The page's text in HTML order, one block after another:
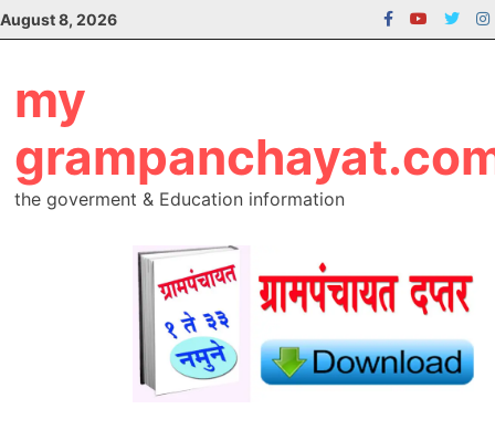
Skip
to
August 8, 2026
my
the goverment & Education information